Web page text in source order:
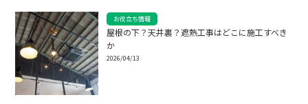
お役立ち情報
屋根の下？天井裏？遮熱工事はどこに施工すべき
か
2026/04/13